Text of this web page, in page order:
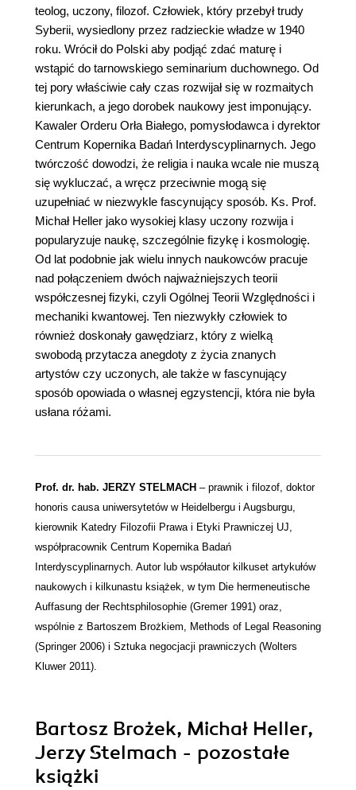
teolog, uczony, filozof. Człowiek, który przebył trudy
Syberii, wysiedlony przez radzieckie władze w 1940
roku. Wrócił do Polski aby podjąć zdać maturę i
wstąpić do tarnowskiego seminarium duchownego. Od
tej pory właściwie cały czas rozwijał się w rozmaitych
kierunkach, a jego dorobek naukowy jest imponujący.
Kawaler Orderu Orła Białego, pomysłodawca i dyrektor
Centrum Kopernika Badań Interdyscyplinarnych. Jego
twórczość dowodzi, że religia i nauka wcale nie muszą
się wykluczać, a wręcz przeciwnie mogą się
uzupełniać w niezwykle fascynujący sposób. Ks. Prof.
Michał Heller jako wysokiej klasy uczony rozwija i
popularyzuje naukę, szczególnie fizykę i kosmologię.
Od lat podobnie jak wielu innych naukowców pracuje
nad połączeniem dwóch najważniejszych teorii
współczesnej fizyki, czyli Ogólnej Teorii Względności i
mechaniki kwantowej. Ten niezwykły człowiek to
również doskonały gawędziarz, który z wielką
swobodą przytacza anegdoty z życia znanych
artystów czy uczonych, ale także w fascynujący
sposób opowiada o własnej egzystencji, która nie była
usłana różami.
Prof. dr. hab. JERZY STELMACH – prawnik i filozof, doktor
honoris causa uniwersytetów w Heidelbergu i Augsburgu,
kierownik Katedry Filozofii Prawa i Etyki Prawniczej UJ,
współpracownik Centrum Kopernika Badań
Interdyscyplinarnych. Autor lub współautor kilkuset artykułów
naukowych i kilkunastu książek, w tym Die hermeneutische
Auffasung der Rechtsphilosophie (Gremer 1991) oraz,
wspólnie z Bartoszem Brożkiem, Methods of Legal Reasoning
(Springer 2006) i Sztuka negocjacji prawniczych (Wolters
Kluwer 2011).
Bartosz Brożek, Michał Heller,
Jerzy Stelmach - pozostałe
książki